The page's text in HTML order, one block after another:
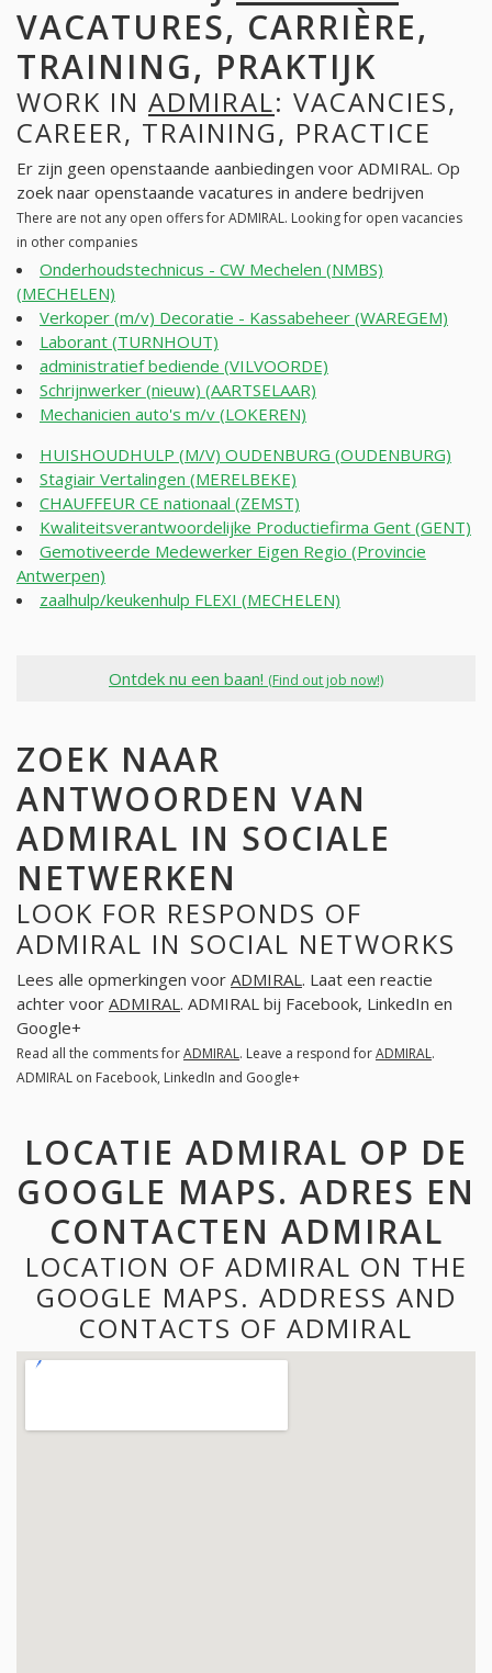
VACATURES, CARRIÈRE,
TRAINING, PRAKTIJK
WORK IN ADMIRAL: VACANCIES,
CAREER, TRAINING, PRACTICE
Er zijn geen openstaande aanbiedingen voor ADMIRAL. Op
zoek naar openstaande vacatures in andere bedrijven
There are not any open offers for ADMIRAL. Looking for open vacancies
in other companies
Onderhoudstechnicus - CW Mechelen (NMBS)
(MECHELEN)
Verkoper (m/v) Decoratie - Kassabeheer (WAREGEM)
Laborant (TURNHOUT)
administratief bediende (VILVOORDE)
Schrijnwerker (nieuw) (AARTSELAAR)
Mechanicien auto's m/v (LOKEREN)
HUISHOUDHULP (M/V) OUDENBURG (OUDENBURG)
Stagiair Vertalingen (MERELBEKE)
CHAUFFEUR CE nationaal (ZEMST)
Kwaliteitsverantwoordelijke Productiefirma Gent (GENT)
Gemotiveerde Medewerker Eigen Regio (Provincie
Antwerpen)
zaalhulp/keukenhulp FLEXI (MECHELEN)
Ontdek nu een baan! (Find out job now!)
ZOEK NAAR
ANTWOORDEN VAN
ADMIRAL IN SOCIALE
NETWERKEN
LOOK FOR RESPONDS OF
ADMIRAL IN SOCIAL NETWORKS
Lees alle opmerkingen voor ADMIRAL. Laat een reactie
achter voor ADMIRAL. ADMIRAL bij Facebook, LinkedIn en
Google+
Read all the comments forADMIRAL. Leave a respond forADMIRAL.
ADMIRAL on Facebook, LinkedIn and Google+
LOCATIE ADMIRAL OP DE
GOOGLE MAPS. ADRES EN
CONTACTEN ADMIRAL
LOCATION OF ADMIRAL ON THE
GOOGLE MAPS. ADDRESS AND
CONTACTS OF ADMIRAL